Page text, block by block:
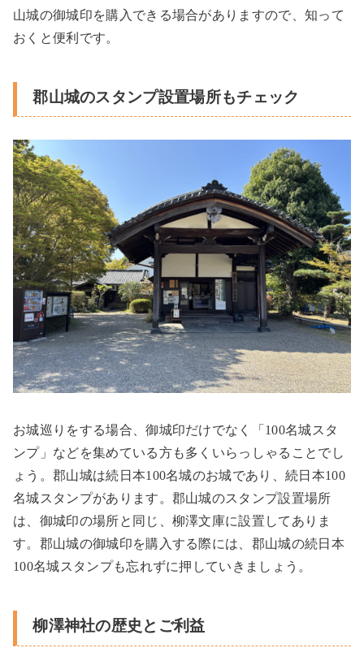
山城の御城印を購入できる場合がありますので、知って
おくと便利です。
郡山城のスタンプ設置場所もチェック
お城巡りをする場合、御城印だけでなく「 100名城スタ
ンプ」などを集めている方も多くいらっしゃることでし
ょう。郡山城は続日本100名城のお城であり、続日本100
名城スタンプがあります。郡山城のスタンプ設置場所
は、御城印の場所と同じ、柳澤文庫に設置してありま
す。郡山城の御城印を購入する際には、郡山城の続日本
100名城スタンプも忘れずに押していきましょう。
柳澤神社の歴史とご利益